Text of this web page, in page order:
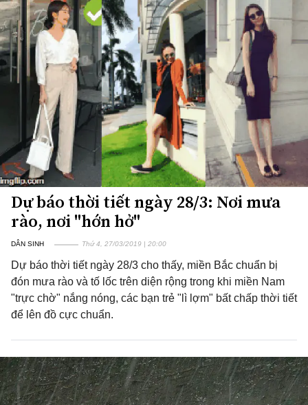
Dự báo thời tiết ngày 28/3: Nơi mưa
rào, nơi "hớn hở"
DÂN SINH Thứ 4, 27/03/2019 | 20:00
Dự báo thời tiết ngày 28/3 cho thấy, miền Bắc chuẩn bị
đón mưa rào và tố lốc trên diện rộng trong khi miền Nam
"trực chờ" nắng nóng, các bạn trẻ "lì lợm" bất chấp thời tiết
để lên đồ cực chuẩn.